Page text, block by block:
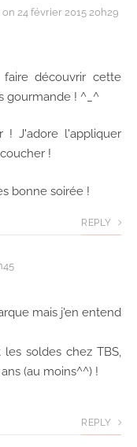
on 24 février 2015 20h29
découvrir cette
gourmande ! ^_^
! J'adore l'appliquer
!
bonne soirée !
REPLY
mais j'en entend
soldes chez TBS,
(au moins^^) !
REPLY